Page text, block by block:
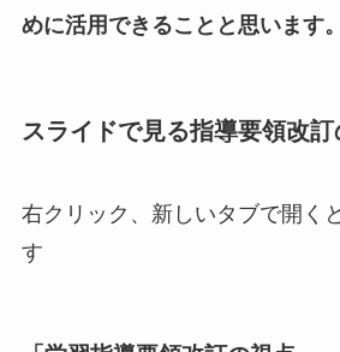
めに活用できることと思います。
スライドで見る指導要領改訂
右クリック、新しいタブで開く
す